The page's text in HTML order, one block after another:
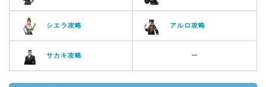
シエラ攻略 アルロ攻略
サカキ攻略 ー